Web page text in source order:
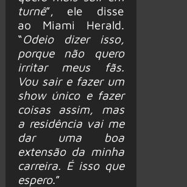
turnê”, ele disse
ao Miami Herald.
“Odeio dizer isso,
porque não quero
irritar meus fãs.
Vou sair e fazer um
show único e fazer
coisas assim, mas
a residência vai me
dar uma boa
extensão da minha
carreira. É isso que
espero.”